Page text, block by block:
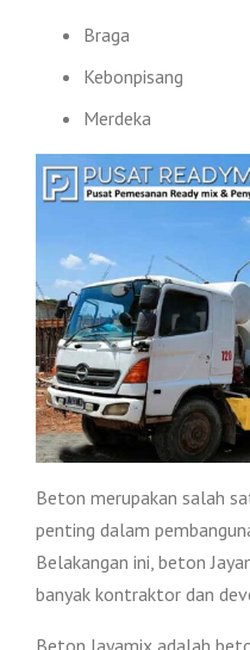
Braga
Kebonpisang
Merdeka
Beton merupakan salah
penting dalam
Belakangan ini, beton
banyak kontraktor dan
Beton Jayamix adalah